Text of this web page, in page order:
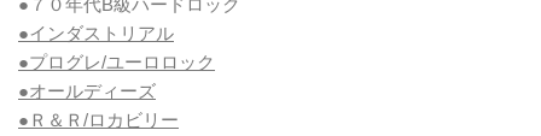
●７０年代B級ハードロック
●インダストリアル
●プログレ/ユーロロック
●オールディーズ
●Ｒ＆Ｒ/ロカビリー